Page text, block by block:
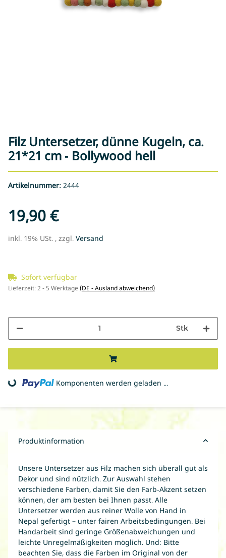
Filz Untersetzer, dünne Kugeln, ca.
21*21 cm - Bollywood hell
Artikelnummer: 2444
19,90 €
inkl. 19% USt. , zzgl. Versand
Sofort verfügbar
Lieferzeit:2 - 5 Werktage (DE - Ausland abweichend)
Stk
Loading... Komponenten werden geladen ...
Produktinformation
Unsere Untersetzer aus Filz machen sich überall gut als
Dekor und sind nützlich. Zur Auswahl stehen
verschiedene Farben, damit Sie den Farb-Akzent setzen
können, der am besten bei Ihnen passt. Alle
Untersetzer werden aus reiner Wolle von Hand in
Nepal gefertigt – unter fairen Arbeitsbedingungen. Bei
Handarbeit sind geringe Größenabweichungen und
leichte Unregelmäßigkeiten möglich. Und: Bitte
beachten Sie, dass die Farben im Original von der